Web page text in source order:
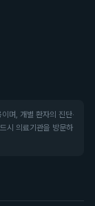
며, 개별 환자의 진단·
시 의료기관을 방문하